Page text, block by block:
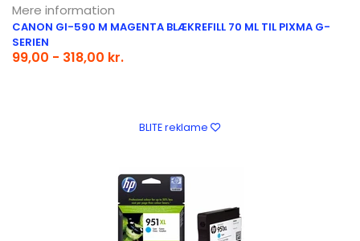
Mere information
CANON GI-590 M MAGENTA BLÆKREFILL 70 ML TIL PIXMA G-
SERIEN
99,00 - 318,00 kr.
BLITE reklame